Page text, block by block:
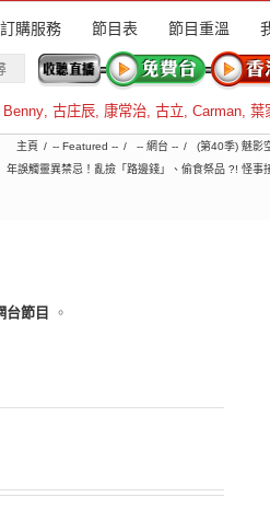
訂購服務 節目表 節目重溫
Benny, 古庄辰, 康常治, 古立, Carman, 葉
主頁 -- Featured -- -- 網台 -- (第40季) 魅影
年誤觸靈異禁忌！亂撿「路邊錢」、偷食祭品 ?! 怪
台節目 。